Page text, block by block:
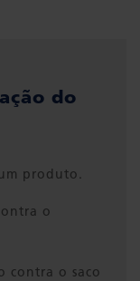
do
produto.
o
contra o saco